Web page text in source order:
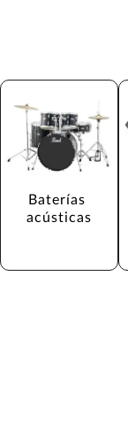
Baterías
acústicas